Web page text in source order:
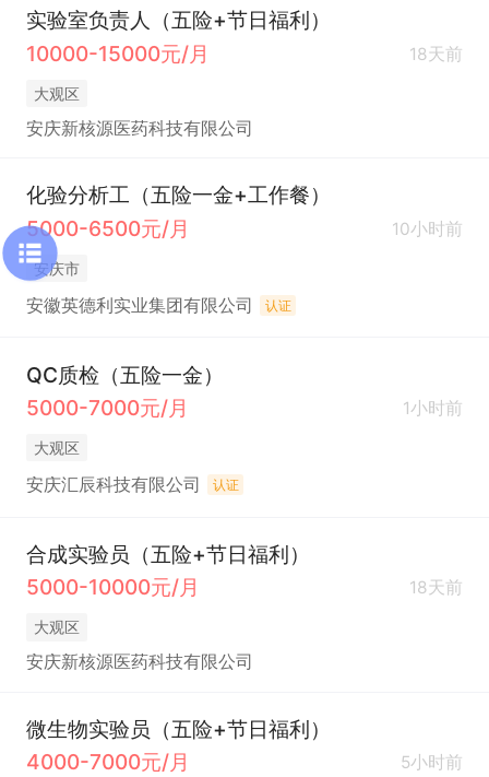
实验室负责人（五险+节日福利）
10000-15000元/月
18天前
大观区
安庆新核源医药科技有限公司
化验分析工（五险一金+工作餐）
5000-6500元/月
10小时前
安庆市
安徽英德利实业集团有限公司 认证
QC质检（五险一金）
5000-7000元/月
1小时前
大观区
安庆汇辰科技有限公司 认证
合成实验员（五险+节日福利）
5000-10000元/月
18天前
大观区
安庆新核源医药科技有限公司
微生物实验员（五险+节日福利）
4000-7000元/月
5小时前